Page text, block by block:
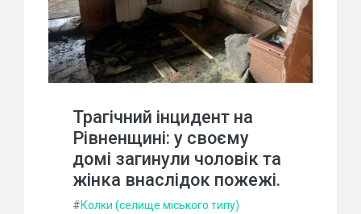
Трагічний інцидент на
Рівненщині: у своєму
домі загинули чоловік та
жінка внаслідок пожежі.
#Колки (селище міського типу)